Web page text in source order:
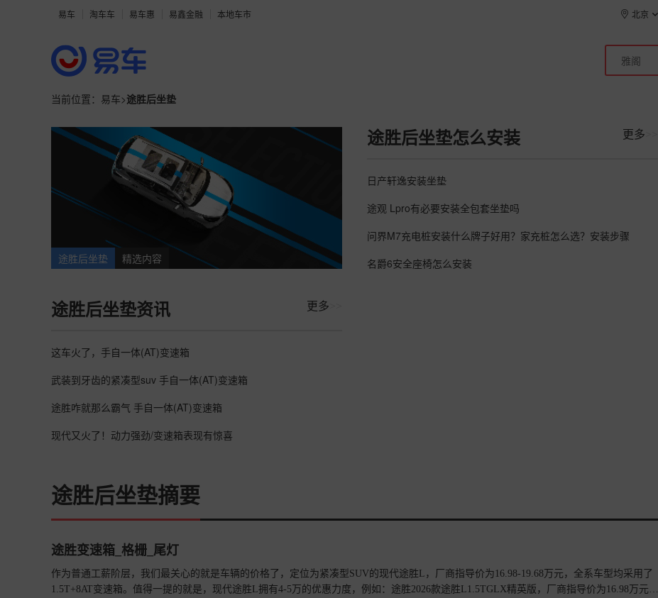
易车 淘车车 易车惠 易鑫金融 本地车市 北京
当前位置： 易车>途胜后坐垫
途胜后坐垫 精选内容
途胜后坐垫怎么安装 更多
日产轩逸安装坐垫
途观 Lpro有必要安装全包套坐垫吗
问界M7充电桩安装什么牌子好用？家充桩怎么选？安装步骤
名爵6安全座椅怎么安装
途胜后坐垫资讯 更多
这车火了，手自一体(AT)变速箱
武装到牙齿的紧凑型suv 手自一体(AT)变速箱
途胜咋就那么霸气 手自一体(AT)变速箱
现代又火了！动力强劲/变速箱表现有惊喜
途胜后坐垫摘要
途胜变速箱_格栅_尾灯
作为普通工薪阶层，我们最关心的就是车辆的价格了，定位为紧凑型SUV的现代途胜L，厂商指导价为16.98-19.68万元，全系车型均采用了
1.5T+8AT变速箱。值得一提的就是，现代途胜L拥有4-5万的优惠力度，例如：途胜2026款途胜L1.5TGLX精英版，厂商指导价为16.98万元，